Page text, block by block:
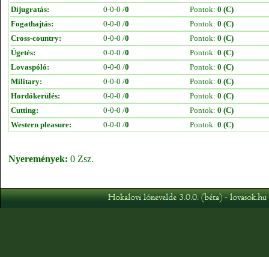
Díjugratás:
0-0-0 /0 Pontok: 0 (C)
Fogathajtás:
0-0-0 /0 Pontok: 0 (C)
Cross-country:
0-0-0 /0 Pontok: 0 (C)
Ügetés:
0-0-0 /0 Pontok: 0 (C)
Lovaspóló:
0-0-0 /0 Pontok: 0 (C)
Military:
0-0-0 /0 Pontok: 0 (C)
Hordókerülés:
0-0-0 /0 Pontok: 0 (C)
Cutting:
0-0-0 /0 Pontok: 0 (C)
Western pleasure:
0-0-0 /0 Pontok: 0 (C)
Nyeremények: 0 Zsz.